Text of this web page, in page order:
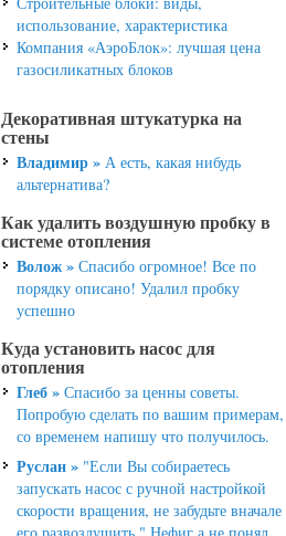
использование, характеристика
Компания «АэроБлок»: лучшая цена
газосиликатных блоков
Декоративная штукатурка на
стены
Владимир »А есть, какая нибудь
альтернатива?
Как удалить воздушную пробку в
системе отопления
Волож »Спасибо огромное! Все по
порядку описано! Удалил пробку
успешно
Куда установить насос для
отопления
Глеб »Спасибо за ценны советы.
Попробую сделать по вашим примерам,
со временем напишу что получилось.
Руслан »"Если Вы собираетесь
запускать насос с ручной настройкой
скорости вращения, не забудьте вначале